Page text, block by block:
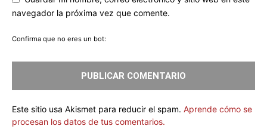
navegador la próxima vez que comente.
Confirma que no eres un bot:
Este sitio usa Akismet para reducir el spam. Aprende cómo se
procesan los datos de tus comentarios.